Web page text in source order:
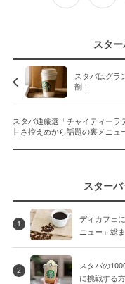
スタ
スタバはグラ
剖！
スタバ通厳選「チャイティーラ
甘さ控えめから話題の裏メニュ
スター
1
ディカフェ
ニュー」総
2
スタバの
に挑戦する